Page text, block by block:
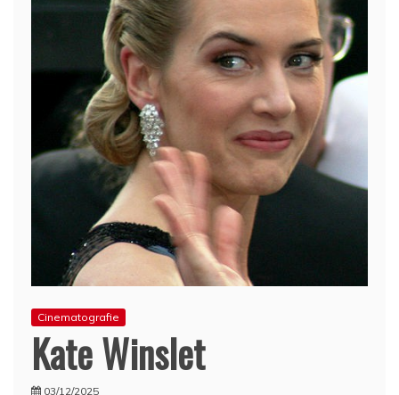
Cinematografie
Kate Winslet
03/12/2025